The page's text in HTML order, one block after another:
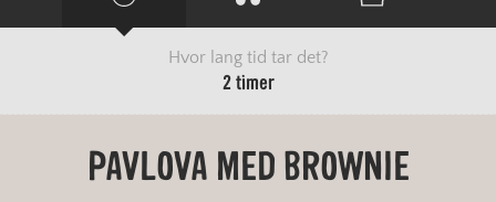
Hvor lang tid tar det?
2 timer
PAVLOVA MED BROWNIE